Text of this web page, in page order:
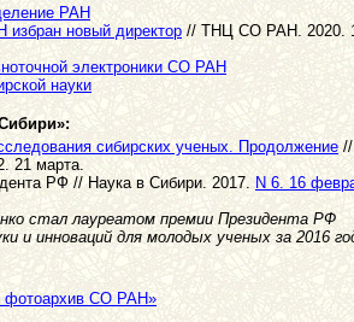
РАН
новый директор // ТНЦ СО РАН. 2020.
электроники СО РАН
науки
сибирских ученых. Продолжение//
21 марта.
РФ // Наука в Сибири. 2017. N 6. 16
стал лауреатом премии Президента РФ
и инноваций для молодых ученых за 2016
фотоархив СО РАН»